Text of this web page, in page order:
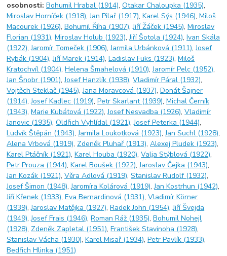
osobnosti:Bohumil Hrabal (1914),Otakar Chaloupka (1935),
Miroslav Horníček (1918),Jan Pilař (1917),Karel Sýs (1946),Miloš
Macourek (1926),Bohumil Říha (1907),Jiří Žáček (1945),Miroslav
Florian (1931),Miroslav Holub (1923),Jiří Šotola (1924),Ivan Skála
(1922),Jaromír Tomeček (1906),Jarmila Urbánková (1911),Josef
Rybák (1904),Jiří Marek (1914),Ladislav Fuks (1923),Miloš
Kratochvíl (1904),Helena Šmahelová (1910),Jaromír Pelc (1952),
Jan Šnobr (1901),Josef Hanzlík (1938),Vladimír Páral (1932),
Vojtěch Steklač (1945),Jana Moravcová (1937),Donát Šajner
(1914),Josef Kadlec (1919),Petr Skarlant (1939),Michal Černík
(1943),Marie Kubátová (1922),Josef Nesvadba (1926),Vladimír
Janovic (1935),Oldřich Vyhlídal (1921),Josef Peterka (1944),
Ludvík Štěpán (1943),Jarmila Loukotková (1923),Jan Suchl (1928),
Alena Vrbová (1919), Zdeněk Pluhař (1913),Alexej Pludek (1923),
Karel Ptáčník (1921),Karel Houba (1920),Valja Stýblová (1922),
Petr Prouza (1944),Karel Boušek (1922),Jaroslav Čejka (1943),
Jan Kozák (1921),Věra Adlová (1919),Stanislav Rudolf (1932),
Josef Šimon (1948),Jaromíra Kolárová (1919),Jan Kostrhun (1942),
Jiří Křenek (1933),Eva Bernardinová (1931),Vladimír Körner
(1939),Jaroslav Matějka (1927),Radek John (1954),Jiří Švejda
(1949),Josef Frais (1946),Roman Ráž (1935),Bohumil Nohejl
(1928), Zdeněk Zapletal (1951),František Stavinoha (1928),
Stanislav Vácha (1930),Karel Misař (1934),Petr Pavlík (1933),
Bedřich Hlinka (1951)